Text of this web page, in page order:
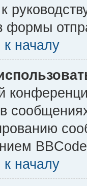
формы
к началу
к началу